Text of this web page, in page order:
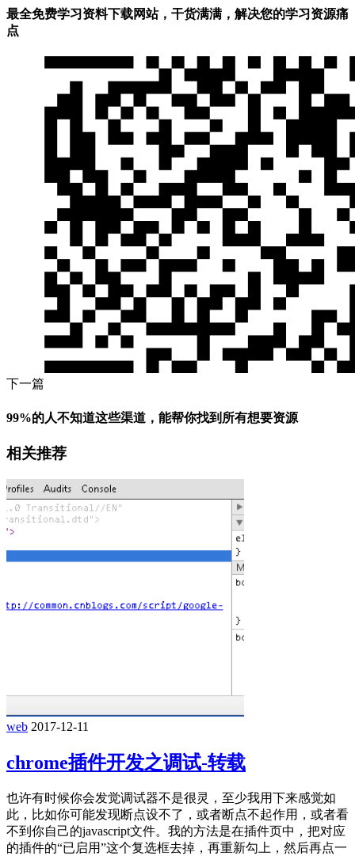
最全免费学习资料下载网站，干货满满，解决您的学习资源痛
点
下一篇
99%的人不知道这些渠道，能帮你找到所有想要资源
相关推荐
web 2017-12-11
chrome插件开发之调试-转载
也许有时候你会发觉调试器不是很灵，至少我用下来感觉如
此，比如你可能发现断点设不了，或者断点不起作用，或者看
不到你自己的javascript文件。我的方法是在插件页中，把对应
的插件的“已启用”这个复选框去掉，再重新勾上，然后再点一